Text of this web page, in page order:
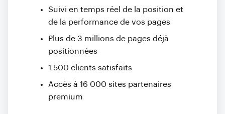
Suivi en temps réel de la position et
de la performance de vos pages
Plus de 3 millions de pages déjà
positionnées
1 500 clients satisfaits
Accès à 16 000 sites partenaires
premium